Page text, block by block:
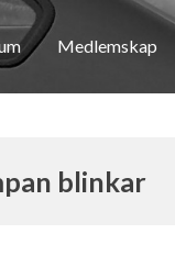
Medlemskap
blinkar